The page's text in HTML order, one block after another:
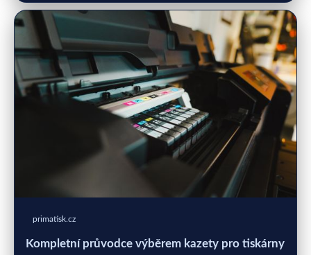
primatisk.cz
Kompletní průvodce výběrem kazety pro tiskárny